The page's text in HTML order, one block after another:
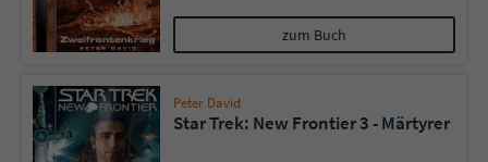
zum Buch
Peter David
Star Trek: New Frontier 3 - Märtyrer